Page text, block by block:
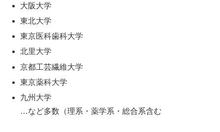
大阪大学
東北大学
東京医科歯科大学
北里大学
京都工芸繊維大学
東京薬科大学
九州大学
…など多数（理系・薬学系・総合系含む